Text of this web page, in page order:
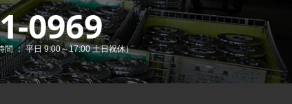
0969
間 ： 平日 9:00～17:00 土日祝休）